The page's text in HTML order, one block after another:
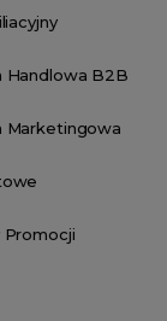
Handlowa B2B
Marketingowa
Promocji